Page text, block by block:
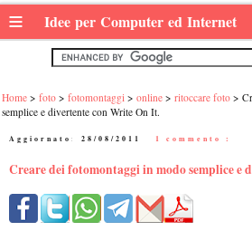
≡ Idee per Computer ed Internet
Home foto fotomontaggi online ritoccare foto
semplice e divertente con Write On It.
Aggiornato: 28/08/2011 1 commento :
Creare dei fotomontaggi in modo semplice